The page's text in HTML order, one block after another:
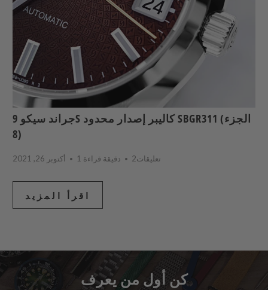
جراند سيكو 9S كاليبر إصدار محدود SBGR311 (الجزء
8)
أكتوبر 26, 2021 1 دقيقة قراءة 2تعليقات
اقرأ المزيد
كن أول من يعرف